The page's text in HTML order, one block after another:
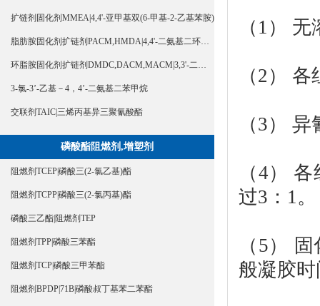
扩链剂固化剂MMEA|4,4'-亚甲基双(6-甲基-2-乙基苯胺)
脂肪胺固化剂扩链剂PACM,HMDA|4,4'-二氨基二环己基甲烷
环脂胺固化剂扩链剂DMDC,DACM,MACM|3,3'-二甲基-4,4'-二氨基二环己基甲烷
3-氯-3’-乙基－4，4’-二氨基二苯甲烷
交联剂TAIC|三烯丙基异三聚氰酸酯
磷酸酯阻燃剂,增塑剂
阻燃剂TCEP|磷酸三(2-氯乙基)酯
阻燃剂TCPP|磷酸三(2-氯丙基)酯
磷酸三乙酯|阻燃剂TEP
阻燃剂TPP|磷酸三苯酯
阻燃剂TCP|磷酸三甲苯酯
阻燃剂BPDP|71B|磷酸叔丁基苯二苯酯
（1）
（2）
（3）
（4）
过3：1。
（5）
般凝胶